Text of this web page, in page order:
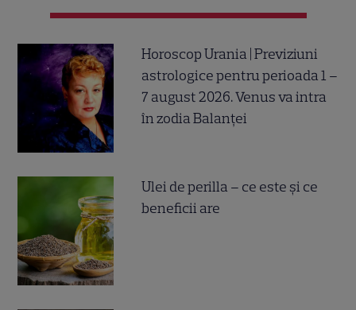
Horoscop Urania | Previziuni
astrologice pentru perioada 1 –
7 august 2026. Venus va intra
în zodia Balanței
Ulei de perilla – ce este și ce
beneficii are